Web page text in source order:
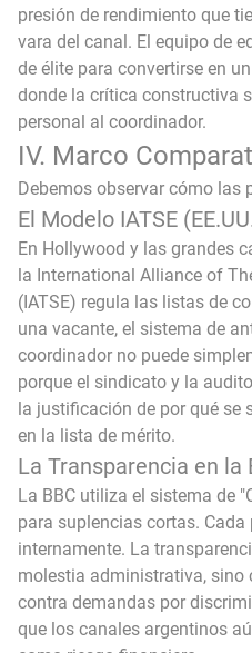
presión de rendimiento que
vara del canal. El equipo de
de élite para convertirse en
donde la crítica constructiva
personal al coordinador.
IV. Marco
Debemos observar cómo las
El Modelo IATSE
En Hollywood y las grandes
la International Alliance of
(IATSE) regula las listas de
una vacante, el sistema de
coordinador no puede
porque el sindicato y la
la justificación de por qué se
en la lista de mérito.
La Transparencia en la
La BBC utiliza el sistema de
para suplencias cortas.
internamente. La
molestia administrativa, sino
contra demandas por
que los canales argentinos